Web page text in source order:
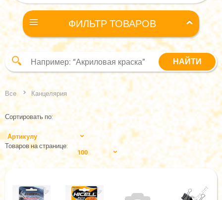
ФИЛЬТР ТОВАРОВ
Все Канцелярия
Сортировать по:
Артикулу
Товаров на странице:
100